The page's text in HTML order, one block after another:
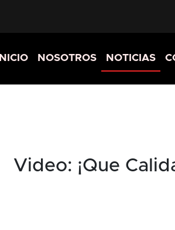
INICIO NOSOTROS NOTICIAS
Video: ¡Que